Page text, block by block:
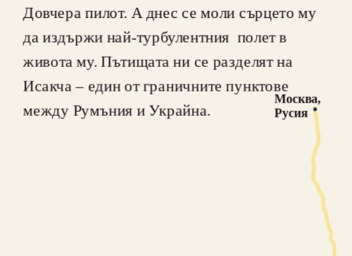
Довчера пилот. А днес се моли сърцето му
да издържи най-турбулентния  полет в
живота му. Пътищата ни се разделят на
Исакча – един от граничните пунктове
между Румъния и Украйна.
Москва,
Русия